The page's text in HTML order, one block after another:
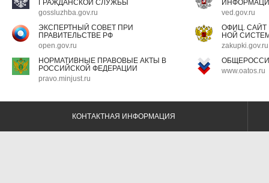
ГРАЖДАНСКОЙ СЛУЖБЫ
gossluzhba.gov.ru
ved.gov.ru
ЭКСПЕРТНЫЙ СОВЕТ ПРИ
ПРАВИТЕЛЬСТВЕ РФ
open.gov.ru
ОФИЦ.
НОЙ
zakupki.gov.ru
НОРМАТИВНЫЕ ПРАВОВЫЕ АКТЫ В
РОССИЙСКОЙ ФЕДЕРАЦИИ
pravo.minjust.ru
www.oatos.ru
КОНТАКТНАЯ ИНФОРМАЦИЯ